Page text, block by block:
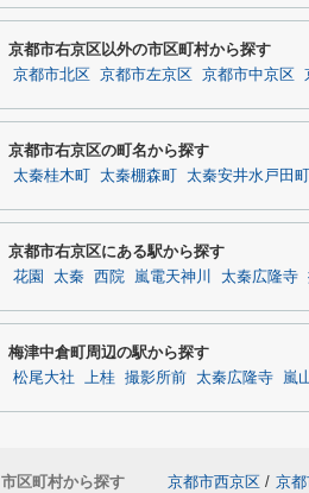
京都市右京区以外の市区町村から探す
京都市北区 京都市左京区 京都市中京区
京都市右京区の町名から探す
太秦桂木町 太秦棚森町 太秦安井水戸田町
京都市右京区にある駅から探す
花園 太秦 西院 嵐電天神川 太秦広隆寺
梅津中倉町周辺の駅から探す
松尾大社 上桂 撮影所前 太秦広隆寺 嵐
市区町村から探す 京都市西京区 / 京